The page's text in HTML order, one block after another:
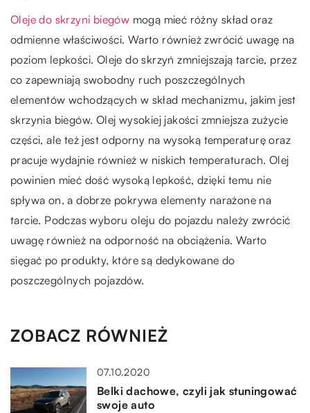
Oleje do skrzyni biegów mogą mieć różny skład oraz
odmienne właściwości. Warto również zwrócić uwagę na
poziom lepkości. Oleje do skrzyń zmniejszają tarcie, przez
co zapewniają swobodny ruch poszczególnych
elementów wchodzących w skład mechanizmu, jakim jest
skrzynia biegów. Olej wysokiej jakości zmniejsza zużycie
części, ale też jest odporny na wysoką temperaturę oraz
pracuje wydajnie również w niskich temperaturach. Olej
powinien mieć dość wysoką lepkość, dzięki temu nie
spływa on, a dobrze pokrywa elementy narażone na
tarcie. Podczas wyboru oleju do pojazdu należy zwrócić
uwagę również na odporność na obciążenia. Warto
sięgać po produkty, które są dedykowane do
poszczególnych pojazdów.
ZOBACZ RÓWNIEŻ
07.10.2020
Belki dachowe, czyli jak stuningować
swoje auto